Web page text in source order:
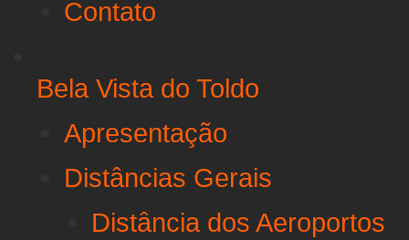
Contato
Bela Vista do Toldo
Apresentação
Distâncias Gerais
Distância dos Aeroportos